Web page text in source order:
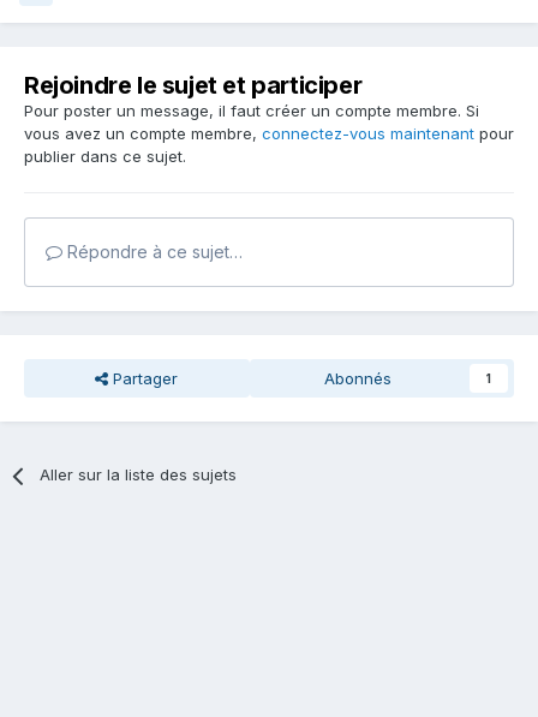
Rejoindre le sujet et participer
Pour poster un message, il faut créer un compte membre. Si
vous avez un compte membre, connectez-vous maintenant pour
publier dans ce sujet.
Répondre à ce sujet…
Partager Abonnés 1
Aller sur la liste des sujets